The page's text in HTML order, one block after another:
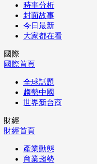
時事分析
封面故事
今日最新
大家都在看
國際
國際首頁
全球話題
趨勢中國
世界新台商
財經
財經首頁
產業動態
商業趨勢